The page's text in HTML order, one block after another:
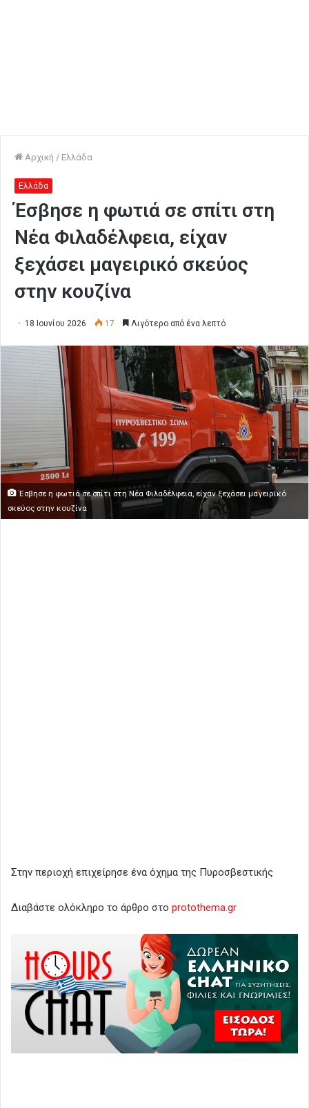
Αρχική / Ελλάδα
Ελλάδα
Έσβησε η φωτιά σε σπίτι στη
Νέα Φιλαδέλφεια, είχαν
ξεχάσει μαγειρικό σκεύος
στην κουζίνα
18 Ιουνίου 2026 17 Λιγότερο από ένα λεπτό
Έσβησε η φωτιά σε σπίτι στη Νέα Φιλαδέλφεια, είχαν ξεχάσει μαγειρικό
σκεύος στην κουζίνα
Στην περιοχή επιχείρησε ένα όχημα της Πυροσβεστικής
Διαβάστε ολόκληρο το άρθρο στο protothema.gr